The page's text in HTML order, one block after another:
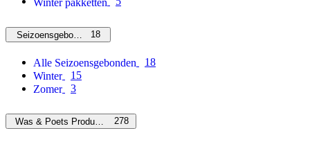
Seizoensgebonden18
Alle Seizoensgebonden
18
Winter
15
Zomer
3
Was & Poets Producten 278